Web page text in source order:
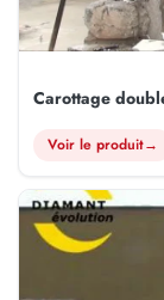
Carottage
Voir le produit→